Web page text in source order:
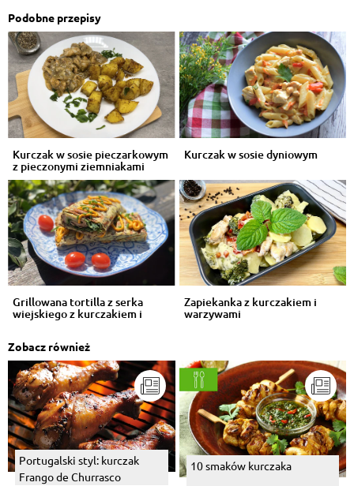
Podobne przepisy
Kurczak w sosie pieczarkowym
z pieczonymi ziemniakami
Kurczak w sosie dyniowym
Grillowana tortilla z serka
wiejskiego z kurczakiem i
Zapiekanka z kurczakiem i
warzywami
Zobacz również
Portugalski styl: kurczak
Frango de Churrasco
10 smaków kurczaka